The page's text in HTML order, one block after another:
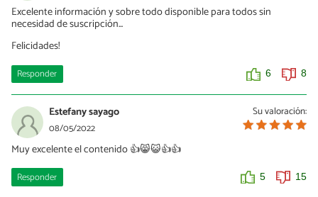
Excelente información y sobre todo disponible para todos sin
necesidad de suscripción...
Felicidades!
Responder 6 8
Su valoración:
Estefany sayago
08/05/2022
Muy excelente el contenido 👍😸😺👍👍
Responder 5 15